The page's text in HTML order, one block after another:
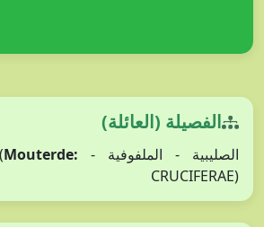
الفصيلة (العائلة)
الصليبية - الملفوفية - BRASSICACEAE ( Mouterde:
CRUCIFERAE)